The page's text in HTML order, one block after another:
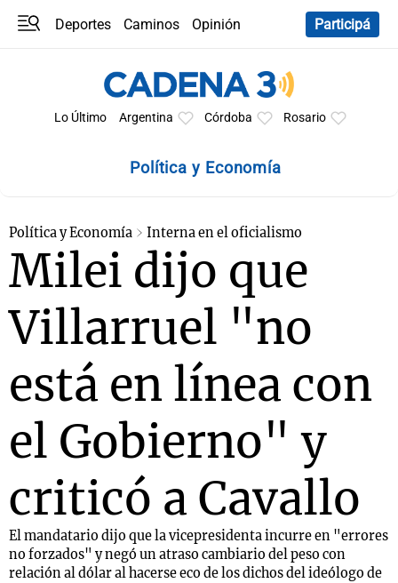
Deportes Caminos
Opinión
Participá
Lo Último Argentina Córdoba Rosario
Política y Economía
Política y Economía Interna en el oficialismo
Milei dijo que
Villarruel "no
está en línea con
el Gobierno" y
criticó a Cavallo
El mandatario dijo que la vicepresidenta incurre en "errores
no forzados" y negó un atraso cambiario del peso con
relación al dólar al hacerse eco de los dichos del ideólogo de